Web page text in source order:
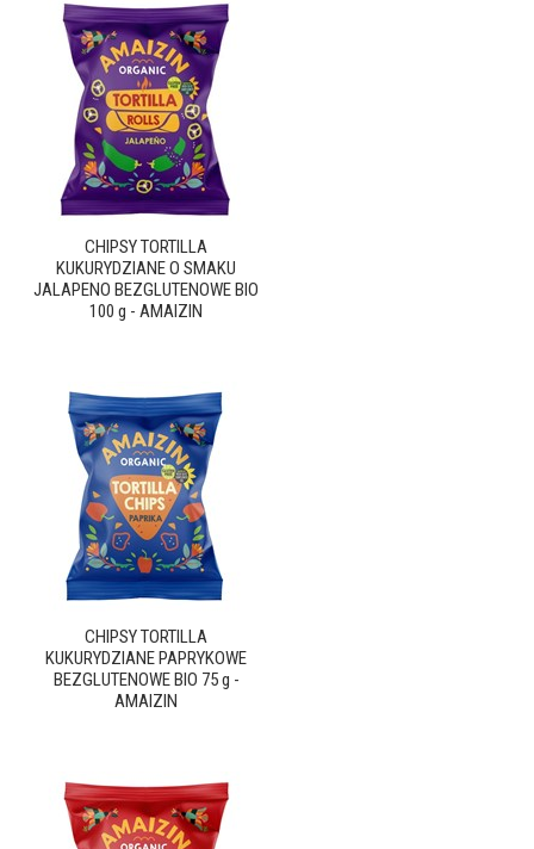
CHIPSY TORTILLA
KUKURYDZIANE O SMAKU
JALAPENO BEZGLUTENOWE BIO
100 g - AMAIZIN
CHIPSY TORTILLA
KUKURYDZIANE PAPRYKOWE
BEZGLUTENOWE BIO 75 g -
AMAIZIN